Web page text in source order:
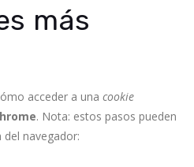
más
acceder a una cookie
. Nota: estos pasos pueden
navegador: